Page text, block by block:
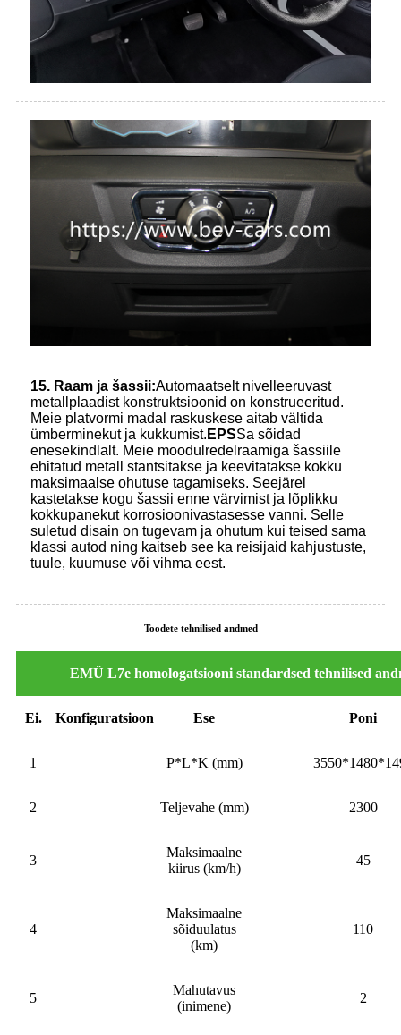
15. Raam ja šassii:Automaatselt nivelleeruvast
metallplaadist konstruktsioonid on konstrueeritud.
Meie platvormi madal raskuskese aitab vältida
ümberminekut ja kukkumist. EPSSa sõidad
enesekindlalt. Meie moodulredelraamiga šassiile
ehitatud metall stantsitakse ja keevitatakse kokku
maksimaalse ohutuse tagamiseks. Seejärel
kastetakse kogu šassii enne värvimist ja lõplikku
kokkupanekut korrosioonivastasesse vanni. Selle
suletud disain on tugevam ja ohutum kui teised sama
klassi autod ning kaitseb see ka reisijaid kahjustuste,
tuule, kuumuse või vihma eest.
Toodete tehnilised andmed
EMÜ L7e homologatsiooni standardsed tehnilised
Ei. Konfiguratsioon Ese Poni
1 P*L*K (mm)
2 Teljevahe (mm) 2300
3
Maksimaalne
kiirus (km/h)
45
4
Maksimaalne
sõiduulatus
(km)
110
5
Mahutavus
(inimene)
2